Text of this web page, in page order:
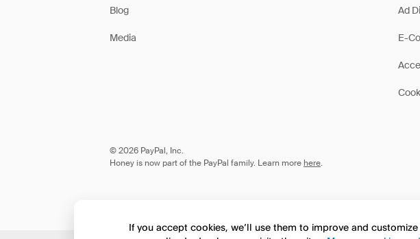
Blog
Media
Ad
E-
© 2026 PayPal, Inc.
Honey is now part of the PayPal family. Learn more here.
If you accept cookies, we’ll use them to improve and